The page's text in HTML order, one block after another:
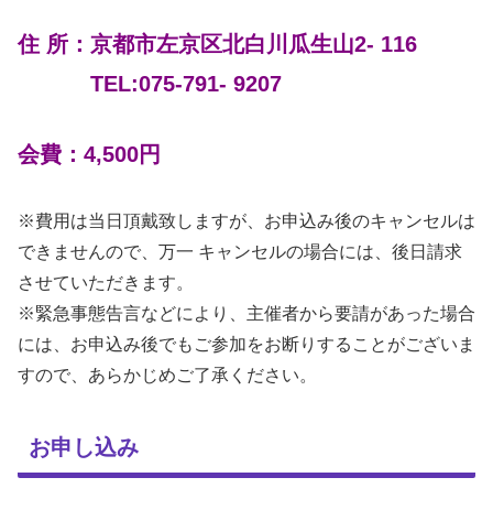
住 所：京都市左京区北白川瓜生山2‐ 116
TEL:075-791‐ 9207
会費：4,500円
※費用は当日頂戴致しますが、お申込み後のキャンセルは
できませんので、万一 キャンセルの場合には、後日請求
させていただきます。
※緊急事態告言などにより、主催者から要請があった場合
には、お申込み後でもご参加をお断りすることがございま
すので、あらかじめご了承ください。
お申し込み